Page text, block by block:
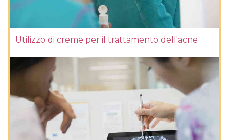
Utilizzo di creme per il trattamento dell'acne